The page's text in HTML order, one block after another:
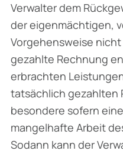
Verwalter dem
der eigenmächtigen,
Vorgehensweise
gezahlte Rechnung
erbrachten
tatsächlich
besondere sofern
mangelhafte Arbeit
Sodann kann der